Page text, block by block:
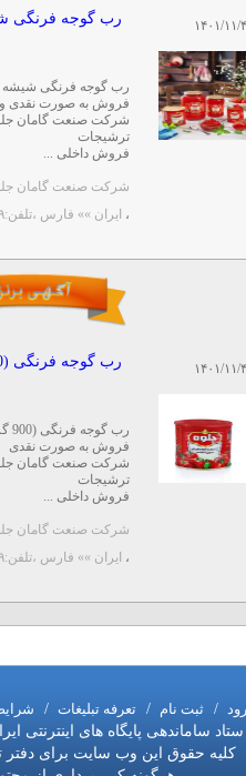
۱۴۰۱/۱۱/۴ رب گوجه فرنگی
رب گوجه فرنگی شیشه
فروش به صورت نقدی و
شرکت صنعت گامان
ترشیجات
فروش داخلی ...
شرکت صنعت گامان
، ایران »» فارس ،تلفن:۰۹۱۷۵۵۶۷۸۲۹
۱۴۰۱/۱۱/۴ رب گوجه فرنگی (900گرم کلیدی جلوه) با درپوش
رب گوجه فرنگی (900 گرم کلیدی جلوه) با درپوش
فروش به صورت نقدی
شرکت صنعت گامان
ترشیجات
فروش داخلی ...
شرکت صنعت گامان
، ایران »» فارس ،تلفن:۰۹۱۷۵۵۶۷۸۲۹
/ ثبت نام / تعرفه تبلیغات /
ساماندهی پایگاه های اینترنتی
کلیه حقوق این وب سایت برای دفتر